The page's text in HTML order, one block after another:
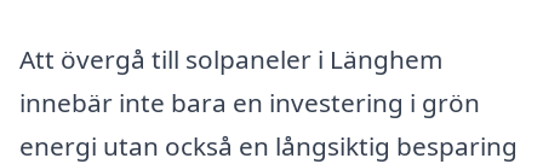
Att övergå till solpaneler i Länghem
innebär inte bara en investering i grön
energi utan också en långsiktig besparing